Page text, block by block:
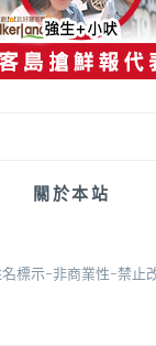
關於本站
名標示-非商業性-禁止